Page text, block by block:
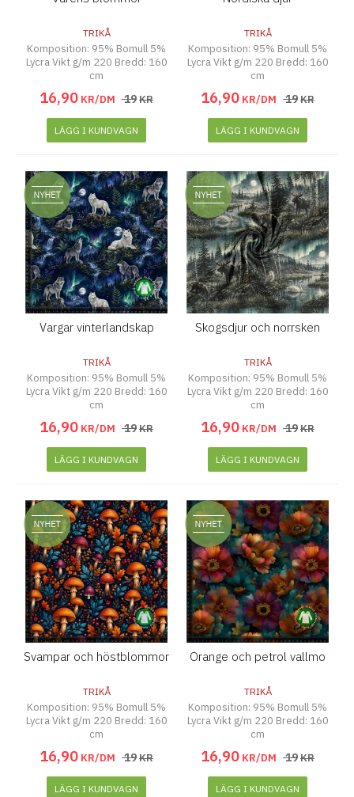
TRIKÅ
Komposition: 95% Bomull 5%
Lycra Vikt g/m 220 Bredd: 160
cm
16,90 KR/DM 19KR
LÄGG I KUNDVAGN
TRIKÅ
Komposition: 95% Bomull 5%
Lycra Vikt g/m 220 Bredd: 160
cm
16,90 KR/DM 19KR
LÄGG I KUNDVAGN
Vargar vinterlandskap
TRIKÅ
Komposition: 95% Bomull 5%
Lycra Vikt g/m 220 Bredd: 160
cm
16,90 KR/DM 19KR
LÄGG I KUNDVAGN
Skogsdjur och norrsken
TRIKÅ
Komposition: 95% Bomull 5%
Lycra Vikt g/m 220 Bredd: 160
cm
16,90 KR/DM 19KR
LÄGG I KUNDVAGN
Svampar och höstblommor
TRIKÅ
Komposition: 95% Bomull 5%
Lycra Vikt g/m 220 Bredd: 160
cm
16,90 KR/DM 19KR
LÄGG I KUNDVAGN
Orange och petrol vallmo
TRIKÅ
Komposition: 95% Bomull 5%
Lycra Vikt g/m 220 Bredd: 160
cm
16,90 KR/DM 19KR
LÄGG I KUNDVAGN